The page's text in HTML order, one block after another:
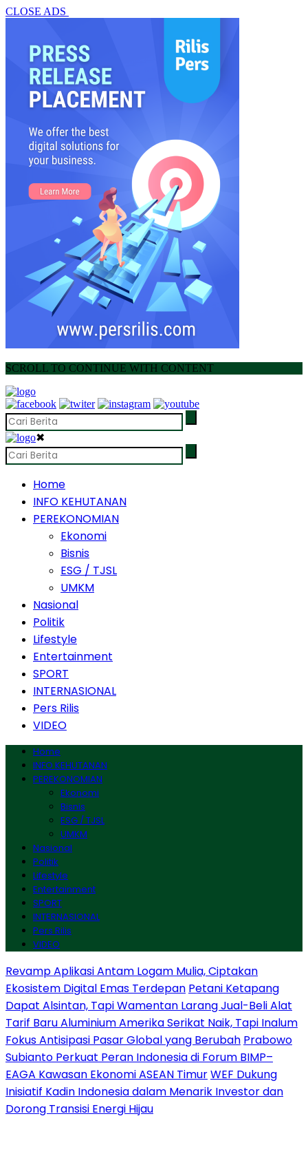
CLOSE ADS
SCROLL TO CONTINUE WITH CONTENT
✖
Home
INFO KEHUTANAN
PEREKONOMIAN
Ekonomi
Bisnis
ESG / TJSL
UMKM
Nasional
Politik
Lifestyle
Entertainment
SPORT
INTERNASIONAL
Pers Rilis
VIDEO
Home
INFO KEHUTANAN
PEREKONOMIAN
Ekonomi
Bisnis
ESG / TJSL
UMKM
Nasional
Politik
Lifestyle
Entertainment
SPORT
INTERNASIONAL
Pers Rilis
VIDEO
Revamp Aplikasi Antam Logam Mulia, Ciptakan
Ekosistem Digital Emas Terdepan Petani Ketapang
Dapat Alsintan, Tapi Wamentan Larang Jual-Beli Alat
Tarif Baru Aluminium Amerika Serikat Naik, Tapi Inalum
Fokus Antisipasi Pasar Global yang Berubah Prabowo
Subianto Perkuat Peran Indonesia di Forum BIMP–
EAGA Kawasan Ekonomi ASEAN TimurWEF Dukung
Inisiatif Kadin Indonesia dalam Menarik Investor dan
Dorong Transisi Energi Hijau